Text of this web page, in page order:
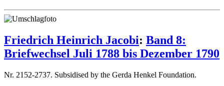
Friedrich Heinrich Jacobi: Band 8:
Briefwechsel Juli 1788 bis Dezember 1790
Nr. 2152-2737. Subsidised by the Gerda Henkel Foundation.